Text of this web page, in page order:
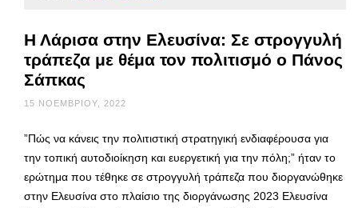
Η Λάρισα στην Ελευσίνα: Σε στρογγυλή
τράπεζα με θέμα τον πολιτισμό ο Πάνος
Σάπκας
15 ΝΟΕΜΒΡΊΟΥ, 2022
”Πώς να κάνεις την πολιτιστική στρατηγική ενδιαφέρουσα για
την τοπική αυτοδιοίκηση και ευεργετική για την πόλη;” ήταν το
ερώτημα που τέθηκε σε στρογγυλή τράπεζα που διοργανώθηκε
στην Ελευσίνα στο πλαίσιο της διοργάνωσης 2023 Ελευσίνα